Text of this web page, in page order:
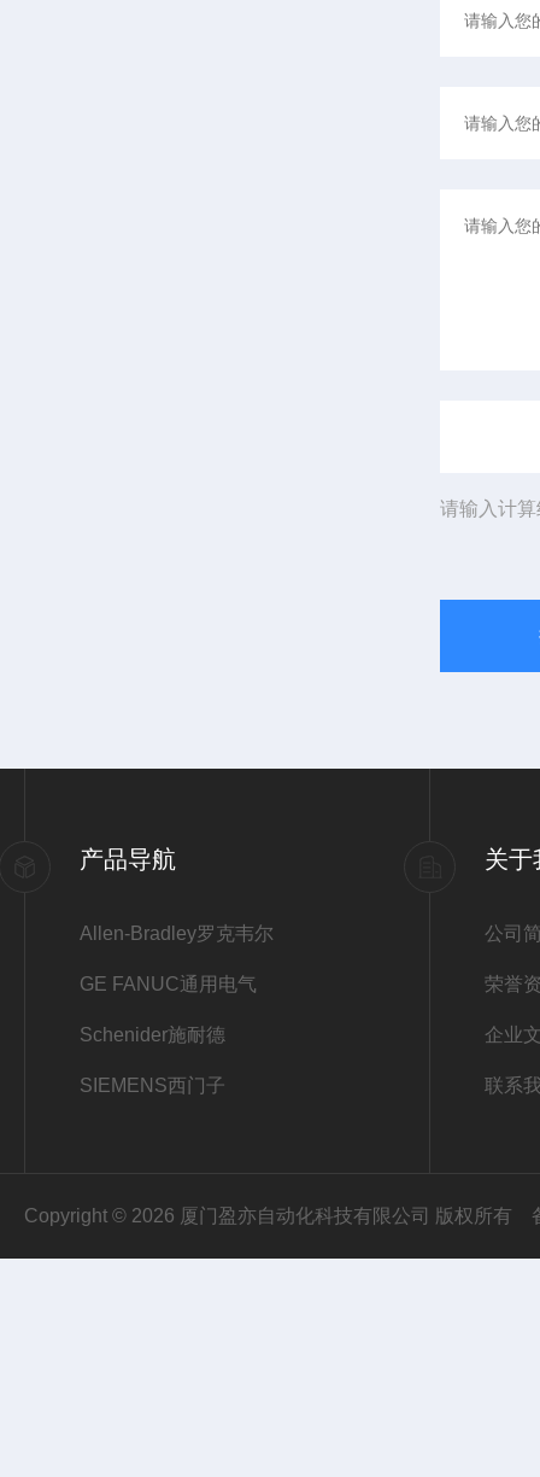
请输入计
产品导航
Allen-Bradley罗克韦尔
GE FANUC通用电气
Schenider施耐德
SIEMENS西门子
关于
公司
荣誉
企业
联系
Copyright © 2026 厦门盈亦自动化科技有限公司 版权所有